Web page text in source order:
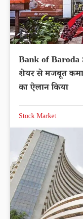
Bank of Baroda
शेयर से मजबूत कमाई
का ऐलान किया
Stock Market